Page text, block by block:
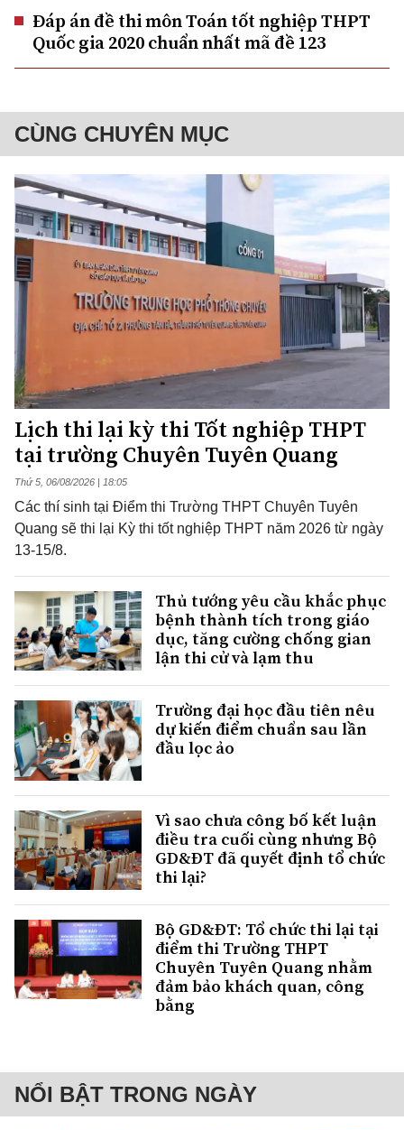
Đáp án đề thi môn Toán tốt nghiệp THPT
Quốc gia 2020 chuẩn nhất mã đề 123
CÙNG CHUYÊN MỤC
Lịch thi lại kỳ thi Tốt nghiệp THPT
tại trường Chuyên Tuyên Quang
Thứ 5, 06/08/2026 | 18:05
Các thí sinh tại Điểm thi Trường THPT Chuyên Tuyên
Quang sẽ thi lại Kỳ thi tốt nghiệp THPT năm 2026 từ ngày
13-15/8.
Thủ tướng yêu cầu khắc phục
bệnh thành tích trong giáo
dục, tăng cường chống gian
lận thi cử và lạm thu
Trường đại học đầu tiên nêu
dự kiến điểm chuẩn sau lần
đầu lọc ảo
Vì sao chưa công bố kết luận
điều tra cuối cùng nhưng Bộ
GD&ĐT đã quyết định tổ chức
thi lại?
Bộ GD&ĐT: Tổ chức thi lại tại
điểm thi Trường THPT
Chuyên Tuyên Quang nhằm
đảm bảo khách quan, công
bằng
NỔI BẬT TRONG NGÀY